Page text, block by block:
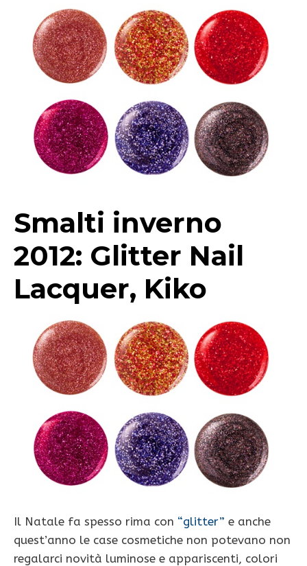
Smalti inverno
2012: Glitter Nail
Lacquer, Kiko
Il Natale fa spesso rima con “glitter” e anche
quest’anno le case cosmetiche non potevano non
regalarci novità luminose e appariscenti, colori